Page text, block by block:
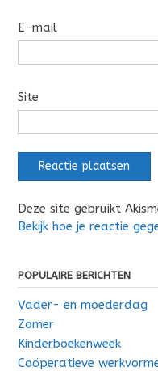
E-mail
Site
Deze site gebruikt
Bekijk hoe je reactie
POPULAIRE BERICHTEN
Vader- en moederdag
Zomer
Kinderboekenweek
Coöperatieve